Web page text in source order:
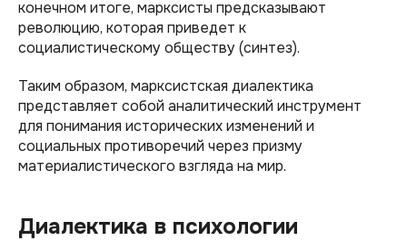
конечном итоге, марксисты предсказывают
революцию, которая приведет к
социалистическому обществу (синтез).
Таким образом, марксистская диалектика
представляет собой аналитический инструмент
для понимания исторических изменений и
социальных противоречий через призму
материалистического взгляда на мир.
Диалектика в психологии